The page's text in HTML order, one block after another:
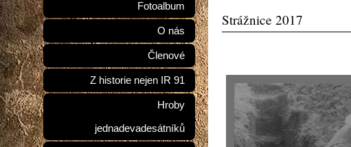
Strážnice 2017
Fotoalbum
O nás
Členové
Z historie nejen IR 91
Hroby
jednadevadesátníků